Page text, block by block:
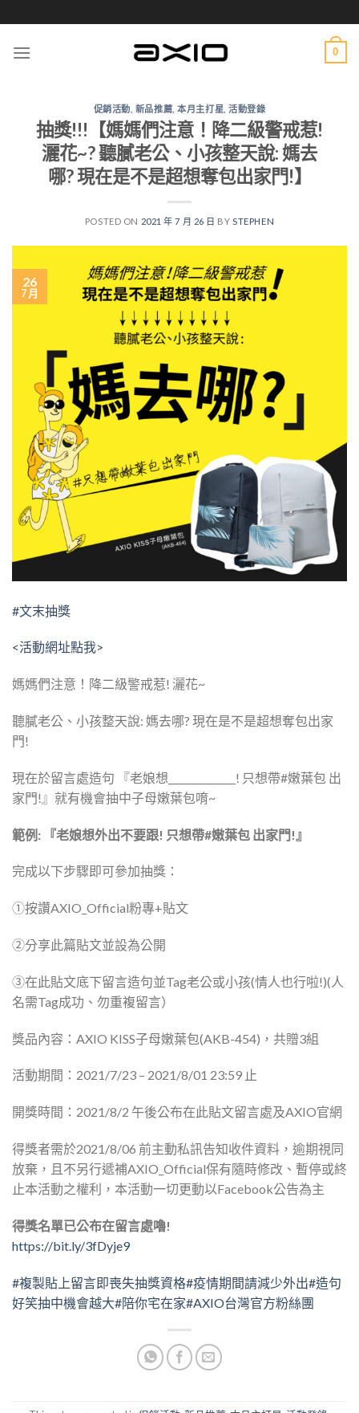
to
content
0
促銷活動 新品推薦 ,本月主打星 ,活動登錄
抽獎!!!【媽媽們注意！降二級警戒惹!​
灑花~? 聽膩老公、小孩整天說: 媽去
哪? 現在是不是超想奪包出家門!​】
POSTED ON 2021 年 7 月 26 日 BY STEPHEN
26
7 月
#文末抽獎
<活動網址點我>
​媽媽們注意！降二級警戒惹!​ 灑花~
聽膩老公、小孩整天說: 媽去哪? 現在是不是超想奪包出家
門!​
現在於留言處造句 『老娘想______________! 只想帶#嫩葉包 出
家門!』​​就有機會抽中子母嫩葉包唷~
範例: 『老娘想外出不要跟! 只想帶#嫩葉包 出家門!』​
完成以下步驟即可參加抽獎：
①按讚AXIO_Official粉專+貼文
②分享此篇貼文並設為公開
③在此貼文底下留言造句並Tag老公或小孩(情人也行啦!)(人
名需Tag成功、勿重複留言）
獎品內容：AXIO KISS子母嫩葉包(AKB-454)，共贈3組
活動期間：2021/7/23 – 2021/8/01 23:59 止
開獎時間：2021/8/2 午後公布在此貼文留言處及AXIO官網
得獎者需於2021/8/06 前主動私訊告知收件資料，逾期視同
放棄，且不另行遞補AXIO_Official保有隨時修改、暫停或終
止本活動之權利，本活動一切更動以Facebook公告為主
得獎名單已公布在留言處嚕!
https://bit.ly/3fDyje9
#複製貼上留言即喪失抽獎資格#疫情期間請減少外出#造句
好笑抽中機會越大#陪你宅在家#AXIO台灣官方粉絲團